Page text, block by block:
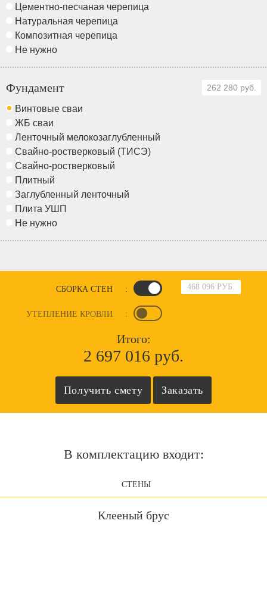
Цементно-песчаная черепица
Натуральная черепица
Композитная черепица
Не нужно
Фундамент 262 280 руб.
Винтовые сваи
ЖБ сваи
Ленточный мелокозаглубленный
Свайно-ростверковый (ТИСЭ)
Свайно-ростверковый
Плитный
Заглубленный ленточный
Плита УШП
Не нужно
468 096 РУБ.
СБОРКА СТЕН :
УТЕПЛЕНИЕ КРОВЛИ :
Итого:
2 697 016 руб.
В комплектацию входит:
СТЕНЫ
Клееный брус